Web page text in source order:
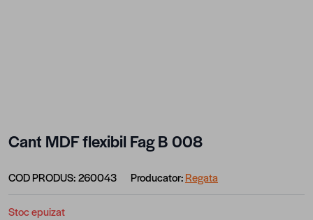
Cant MDF flexibil Fag B 008
COD PRODUS:260043 Producator:Regata
Stoc epuizat